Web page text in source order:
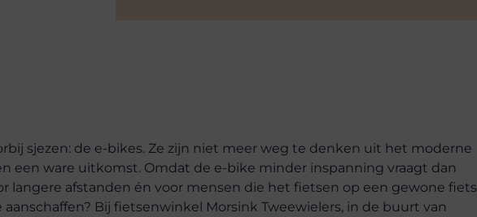
sjezen: de e-bikes. Ze zijn niet meer weg te denken uit het moderne
een ware uitkomst. Omdat de e-bike minder inspanning vraagt dan
langere afstanden én voor mensen die het fietsen op een gewone fiets
Bij fietsenwinkel Morsink Tweewielers, in de buurt van